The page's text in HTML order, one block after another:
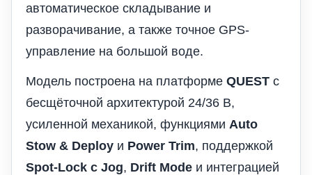
автоматическое складывание и
разворачивание, а также точное GPS-
управление на большой воде.
Модель построена на платформе QUEST с
бесщёточной архитектурой 24/36 В,
усиленной механикой, функциями Auto
Stow & Deploy и Power Trim, поддержкой
Spot-Lock с Jog, Drift Mode и интеграцией